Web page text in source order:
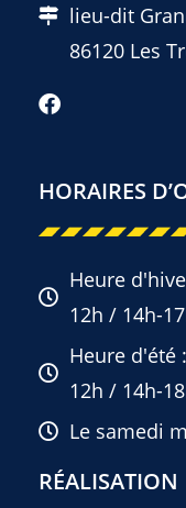
lieu-dit
86120 Les
HORAIRES
Heure
12h / 14h-
Heure d'été
12h / 14h-
Le samedi
RÉALISATION